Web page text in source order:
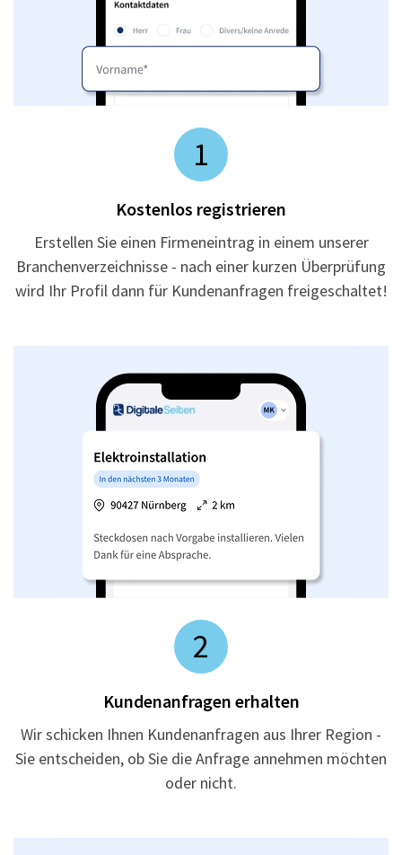
1
Kostenlos registrieren
Erstellen Sie einen Firmeneintrag in einem unserer
Branchenverzeichnisse - nach einer kurzen Überprüfung
wird Ihr Profil dann für Kundenanfragen freigeschaltet!
2
Kundenanfragen erhalten
Wir schicken Ihnen Kundenanfragen aus Ihrer Region -
Sie entscheiden, ob Sie die Anfrage annehmen möchten
oder nicht.